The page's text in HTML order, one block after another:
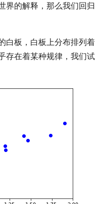
界的解释，那么我们回归
白板，白板上分布排列着
存在着某种规律，我们试